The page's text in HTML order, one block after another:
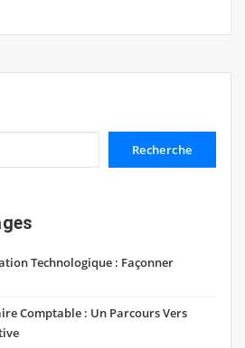
Recherche
Technologique : Façonner
Comptable : Un Parcours Vers